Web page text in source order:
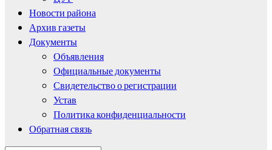
Новости района
Архив газеты
Документы
Объявления
Официальные документы
Свидетельство о регистрации
Устав
Политика конфиденциальности
Обратная связь